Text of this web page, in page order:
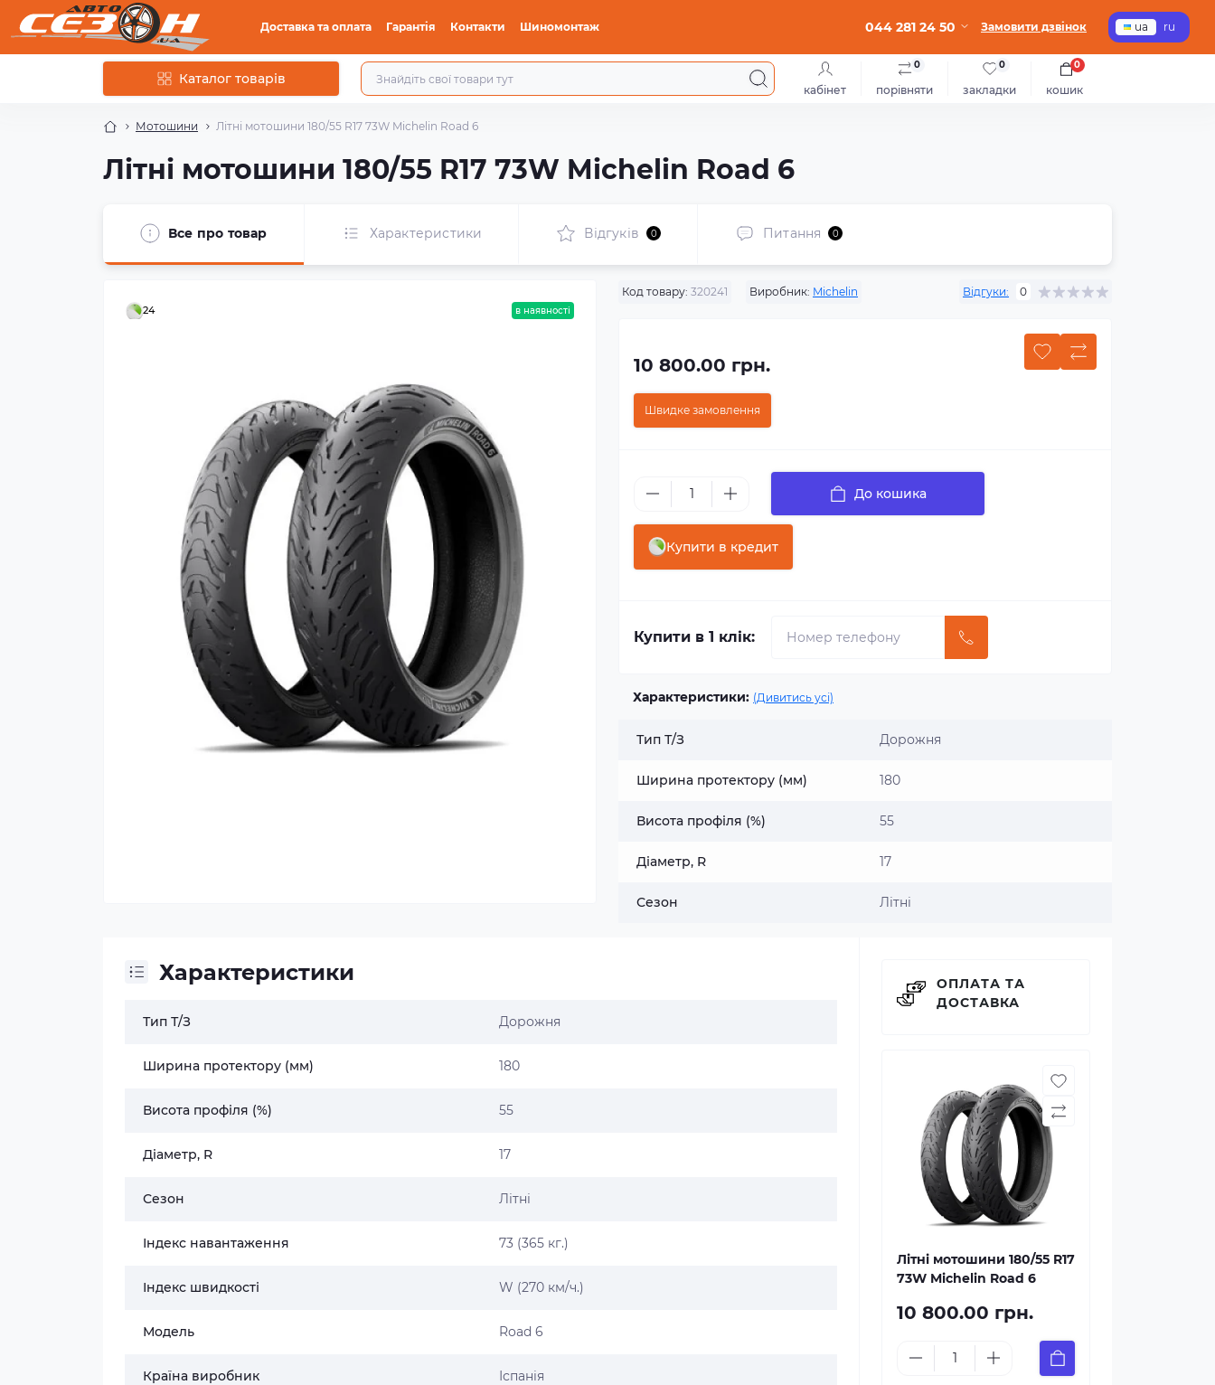
Доставка та оплата Гарантія Контакти Шиномонтаж 044 281 24 50 Замовити дзвінок ua ru
Каталог товарів
кабінет порівняти
0
закладки
0
кошик
0
Мотошини Літні мотошини 180/55 R17 73W Michelin Road 6
Літні мотошини 180/55 R17 73W Michelin Road 6
Все про товар Характеристики Відгуків 0 Питання 0
24 в наявності
Код товару: 320241 Виробник: Michelin Відгуки: 0
10 800.00 грн.
Швидке замовлення
До кошика
Купити в кредит
Купити в 1 клік:
Характеристики: (Дивитись усі)
Тип Т/З Дорожня
Ширина протектору (мм) 180
Висота профіля (%) 55
Діаметр, R 17
Сезон Літні
Характеристики
Тип Т/З Дорожня
Ширина протектору (мм) 180
Висота профіля (%) 55
Діаметр, R 17
Сезон Літні
Індекс навантаження 73 (365 кг.)
Індекс швидкості W (270 км/ч.)
Модель Road 6
Країна виробник Іспанія
ОПЛАТА ТА
ДОСТАВКА
Літні мотошини 180/55 R17
73W Michelin Road 6
10 800.00 грн.